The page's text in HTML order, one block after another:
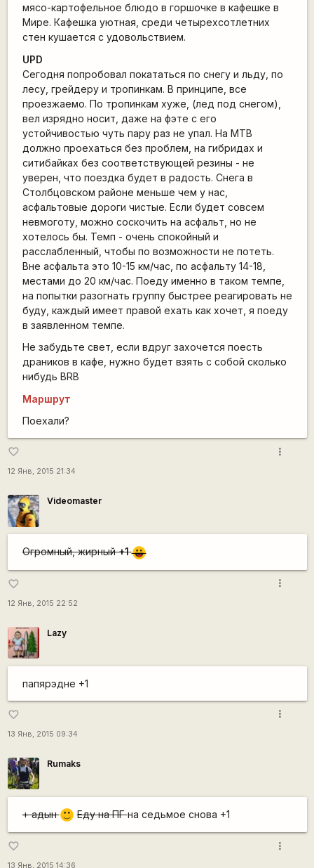
мясо-картофельное блюдо в горшочке в кафешке в
Мире. Кафешка уютная, среди четырехсотлетних
стен кушается с удовольствием.
UPD
Сегодня попробовал покататься по снегу и льду, по
лесу, грейдеру и тропинкам. В принципе, все
проезжаемо. По тропинкам хуже, (лед под снегом),
вел изрядно носит, даже на фэте с его
устойчивостью чуть пару раз не упал. На MTB
должно проехаться без проблем, на гибридах и
ситибайках без соответствующей резины - не
уверен, что поездка будет в радость. Снега в
Столбцовском районе меньше чем у нас,
асфальтовые дороги чистые. Если будет совсем
невмоготу, можно соскочить на асфальт, но не
хотелось бы. Темп - очень спокойный и
расслабленный, чтобы по возможности не потеть.
Вне асфальта это 10-15 км/час, по асфальту 14-18,
местами до 20 км/час. Поеду именно в таком темпе,
на попытки разогнать группу быстрее реагировать не
буду, каждый имеет правой ехать как хочет, я поеду
в заявленном темпе.
Не забудьте свет, если вдруг захочется поесть
драников в кафе, нужно будет взять с собой сколько
нибудь BRB
Маршрут
Поехали?
favorite_border
12 Янв, 2015 21:34
more_vert
Videomaster
Огромный, жирный+1 |-))
favorite_border
12 Янв, 2015 22:52
more_vert
Lazy
папярэдне +1
favorite_border
13 Янв, 2015 09:34
more_vert
Rumaks
+ адын :) Еду на ПГна седьмое снова +1
favorite_border
13 Янв, 2015 14:36
more_vert